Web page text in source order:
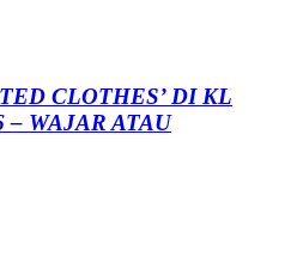
CLOTHES’ DI KL
– WAJAR ATAU